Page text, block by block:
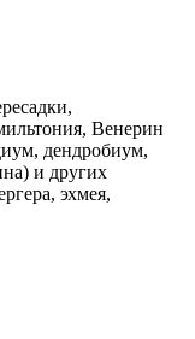
Венерин
дендробиум,
и других
эхмея,